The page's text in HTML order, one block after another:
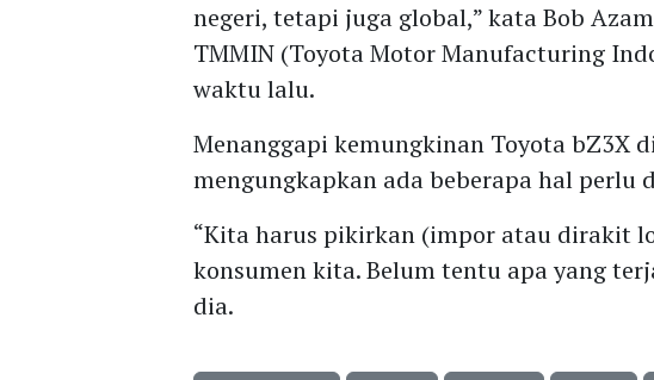
negeri, tetapi juga global,” kata Bob
TMMIN (Toyota Motor Manufacturing
waktu lalu.
Menanggapi kemungkinan Toyota bZ3X
mengungkapkan ada beberapa hal perlu
“Kita harus pikirkan (impor atau dirakit
konsumen kita. Belum tentu apa yang
dia.